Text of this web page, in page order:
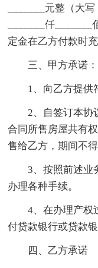
_______元整（大
_______仟
定金在乙方付款时充
三、甲方承诺：
1、向乙方提供
2、自签订本协
合同所售房屋共有
售给乙方，期间不
3、按照前述业
办理各种手续。
4、在办理产权
付贷款银行或贷款
四、乙方承诺